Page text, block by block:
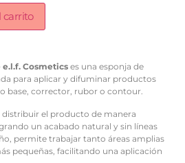
carrito
e.l.f. Cosmetics es una esponja de
para aplicar y difuminar productos
base, corrector, rubor o contour.
distribuir el producto de manera
un acabado natural y sin líneas
permite trabajar tanto áreas amplias
pequeñas, facilitando una aplicación